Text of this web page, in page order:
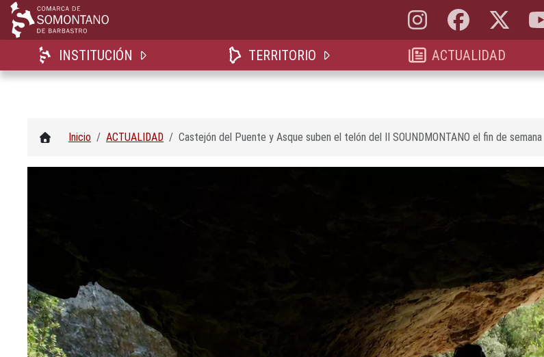
Instagram, abre en nueva
Facebook, abre en
X, antes
INSTITUCIÓN TERRITORIO ACTUALIDAD
Inicio ACTUALIDAD Castejón del Puente y Asque suben el telón del II SOUNDMONTANO el fin de semana